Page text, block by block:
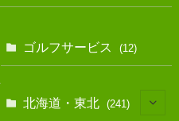
ゴルフサービス (12)
北海道・東北 (241)